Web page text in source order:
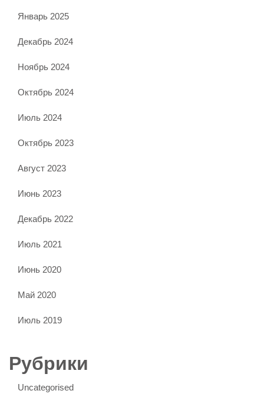
Январь 2025
Декабрь 2024
Ноябрь 2024
Октябрь 2024
Июль 2024
Октябрь 2023
Август 2023
Июнь 2023
Декабрь 2022
Июль 2021
Июнь 2020
Май 2020
Июль 2019
Рубрики
Uncategorised